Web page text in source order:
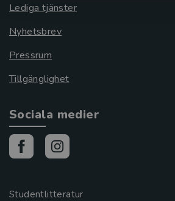
Lediga tjänster
Nyhetsbrev
Pressrum
Tillgänglighet
Sociala medier
Studentlitteratur